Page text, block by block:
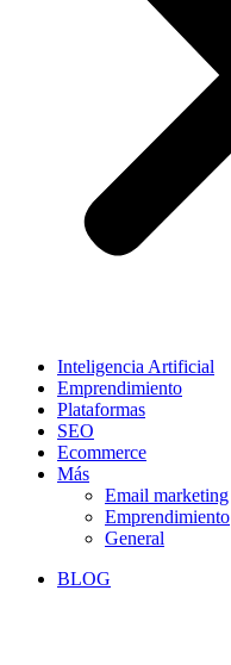
Inteligencia Artificial
Emprendimiento
Plataformas
SEO
Ecommerce
Más
Email marketing
Emprendimiento
General
BLOG